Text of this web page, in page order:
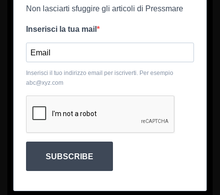
Non lasciarti sfuggire gli articoli di Pressmare
Inserisci la tua mail
Inserisci il tuo indirizzo email per iscriverti. Per esempio
abc@xyz.com
SUBSCRIBE